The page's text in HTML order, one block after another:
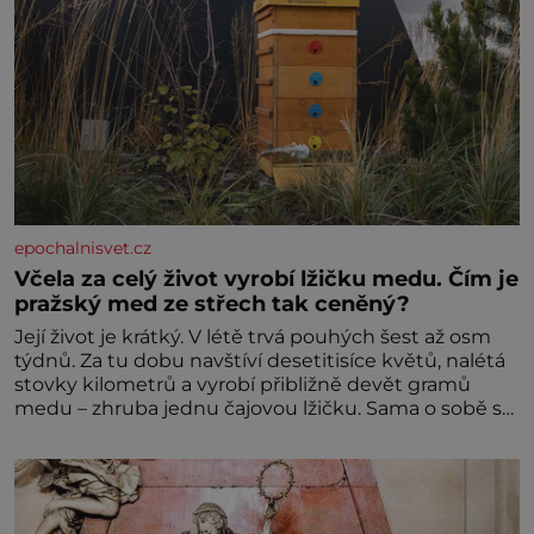
epochalnisvet.cz
Včela za celý život vyrobí lžičku medu. Čím je
pražský med ze střech tak ceněný?
Její život je krátký. V létě trvá pouhých šest až osm
týdnů. Za tu dobu navštíví desetitisíce květů, nalétá
stovky kilometrů a vyrobí přibližně devět gramů
medu – zhruba jednu čajovou lžičku. Sama o sobě se
dalšími desítkami tisíc příslušnic svého včelstva,
vznikne jeden z nejdokonalejších organismů